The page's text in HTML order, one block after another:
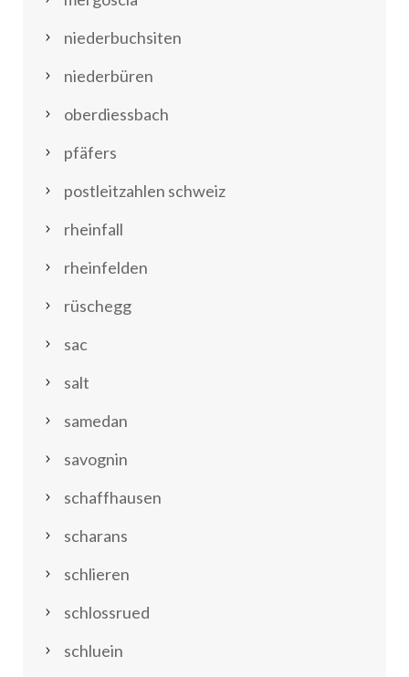
niederbuchsiten
niederbüren
oberdiessbach
pfäfers
postleitzahlen schweiz
rheinfall
rheinfelden
rüschegg
sac
salt
samedan
savognin
schaffhausen
scharans
schlieren
schlossrued
schluein